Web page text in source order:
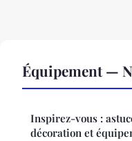
Équipement —
Inspirez-vous :
décoration et